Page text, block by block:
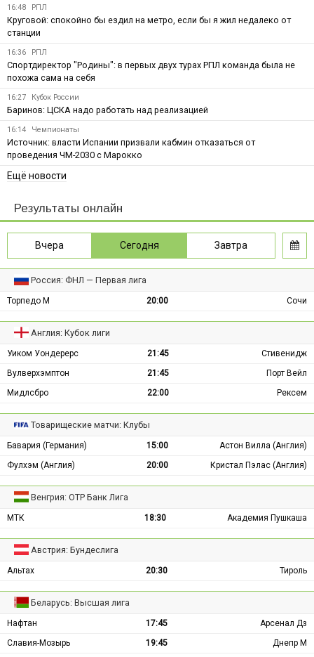
16:48 РПЛ
Круговой: спокойно бы ездил на метро, если бы я жил недалеко от
станции
16:36 РПЛ
Спортдиректор "Родины": в первых двух турах РПЛ команда была не
похожа сама на себя
16:27 Кубок России
Баринов: ЦСКА надо работать над реализацией
16:14 Чемпионаты
Источник: власти Испании призвали кабмин отказаться от
проведения ЧМ-2030 с Марокко
Ещё новости
Результаты онлайн
Вчера Сегодня Завтра
Россия: ФНЛ — Первая лига
Торпедо М 20:00 Сочи
Англия: Кубок лиги
Уиком Уондерерс 21:45
Стивенидж
Вулверхэмптон
21:45
Порт Вейл
Мидлсбро
22:00 Рексем
Товарищеские матчи: Клубы
Бавария (Германия) 15:00
Астон Вилла (Англия)
Фулхэм (Англия)
20:00 Кристал Пэлас (Англия)
Венгрия: ОТР Банк Лига
МТК 18:30 Академия Пушкаша
Австрия: Бундеслига
Альтах 20:30 Тироль
Беларусь: Высшая лига
Нафтан 17:45
Арсенал Дз
Славия-Мозырь
19:45 Днепр М